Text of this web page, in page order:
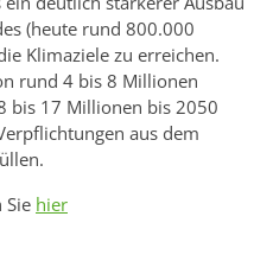
(heute rund 800.000
Klimaziele zu erreichen.
rund 4 bis 8 Millionen
bis 17 Millionen bis 2050
aus dem
Sie hier